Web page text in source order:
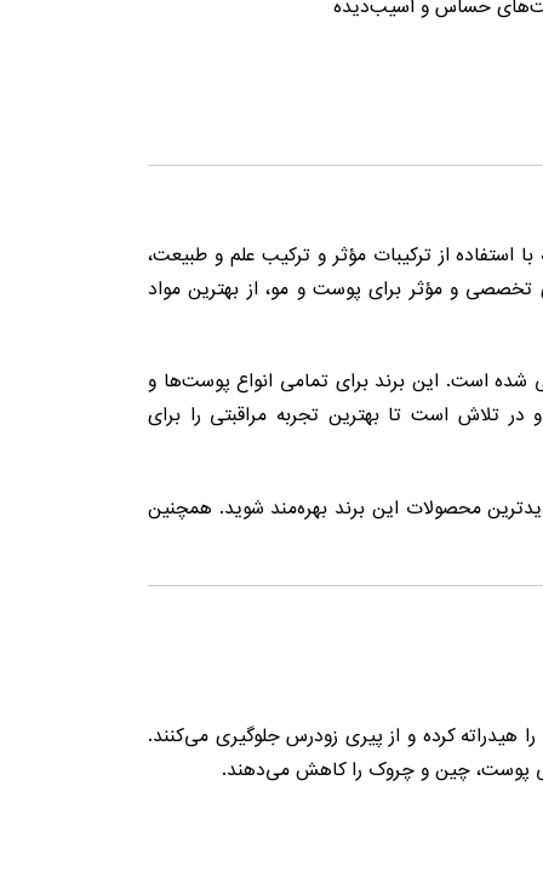
حساس و آسیب‌دیده
از ترکیبات مؤثر و ترکیب علم و طبیعت،
تخصصی و مؤثر برای پوست و مو، از بهترین مواد
شده است. این برند برای تمامی انواع پوست‌ها و
است تا بهترین تجربه مراقبتی را برای
محصولات این برند بهره‌مند شوید. همچنین
هیدراته کرده و از پیری زودرس جلوگیری می‌کنند.
پوست، چین و چروک را کاهش می‌دهند.